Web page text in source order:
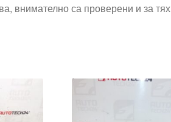
внимателно са проверени и за тях